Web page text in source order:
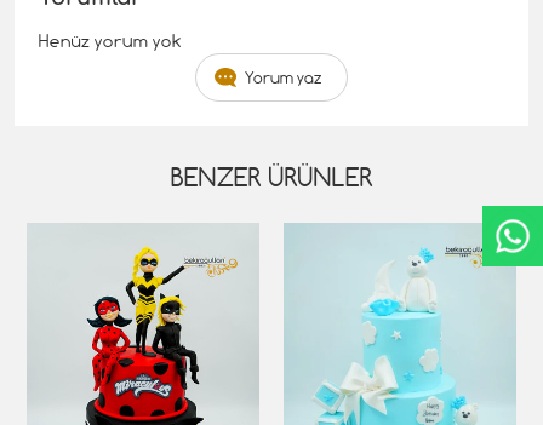
Henüz yorum yok
Yorum yaz
BENZER ÜRÜNLER